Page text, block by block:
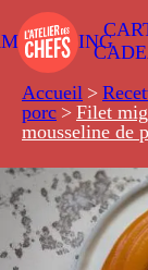
Accueil >
porc > Filet
mousseline de